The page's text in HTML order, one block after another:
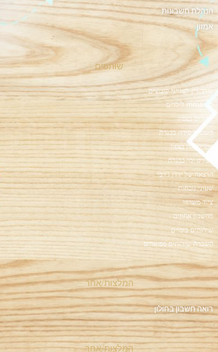
הנהלת חשבונות
אמזון
שותפים
עורך דין לענייני קיבוצים
חוג mma לילדים
רייזרים בצפון
השכרת סירה בכנרת
אטרקציות בצפון
ספורט ימי בכנרת
הרצאה של ירדן ג'רבי
שעוני נוכחות
ציוד משרדי
מחשבון אחוזים
שירותים כימיים
השכרת שירותים מפוארים
המלצות/אחר
רואה חשבון בחולון
המלצות/אחר